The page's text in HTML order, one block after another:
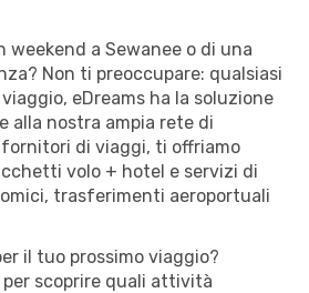
weekend a Sewanee o di una
Non ti preoccupare: qualsiasi
eDreams ha la soluzione
alla nostra ampia rete di
fornitori di viaggi, ti offriamo
volo + hotel e servizi di
trasferimenti aeroportuali
il tuo prossimo viaggio?
scoprire quali attività